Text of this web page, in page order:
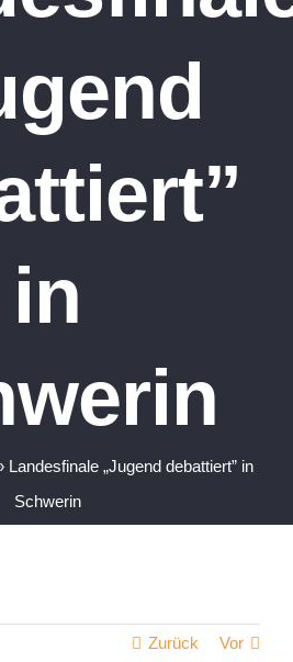
in
Landesfinale „Jugend debattiert”
in Schwerin
Zurück Vor